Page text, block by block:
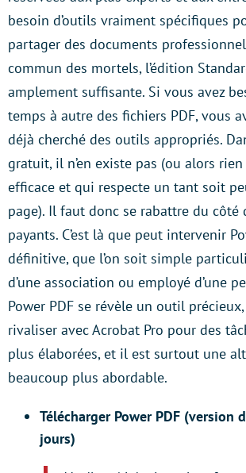
besoin d’outils vraiment spécifiques
partager des documents
commun des mortels, l’édition
amplement suffisante. Si vous avez
temps à autre des fichiers PDF, vous
déjà cherché des outils appropriés.
gratuit, il n’en existe pas (ou alors
efficace et qui respecte un tant soit
page). Il faut donc se rabattre du côté
payants. C’est là que peut intervenir
définitive, que l’on soit simple
d’une association ou employé d’une
Power PDF se révèle un outil
rivaliser avec Acrobat Pro pour des
plus élaborées, et il est surtout une
beaucoup plus abordable.
Télécharger Power PDF (version
jours)